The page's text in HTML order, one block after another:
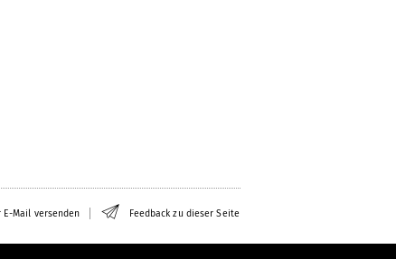
E-Mail versenden Feedback zu dieser Seite